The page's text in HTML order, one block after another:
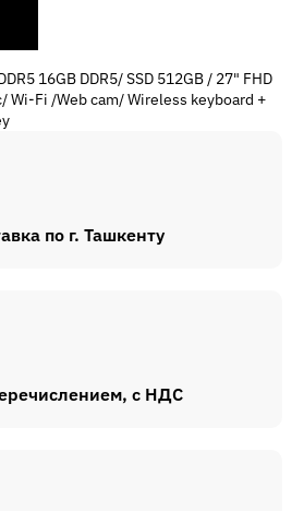
16GB DDR5/ SSD 512GB / 27" FHD
Wi-Fi /Web cam/ Wireless keyboard +
по г. Ташкенту
с НДС